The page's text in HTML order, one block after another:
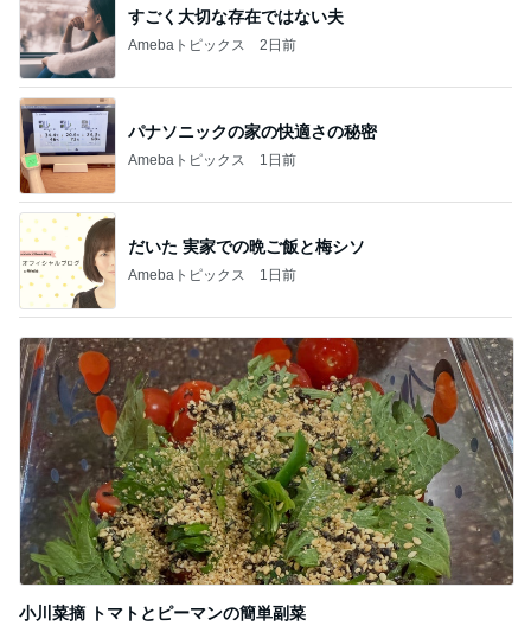
すごく大切な存在ではない夫
Amebaトピックス 2日前
パナソニックの家の快適さの秘密
Amebaトピックス 1日前
だいた 実家での晩ご飯と梅シソ
Amebaトピックス 1日前
小川菜摘 トマトとピーマンの簡単副菜